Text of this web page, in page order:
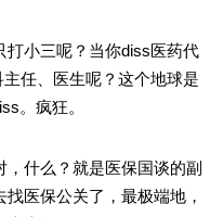
小三呢？当你diss医药代
任、医生呢？这个地球是
。疯狂。
什么？就是医保国谈的副
医保公关了，最极端地，